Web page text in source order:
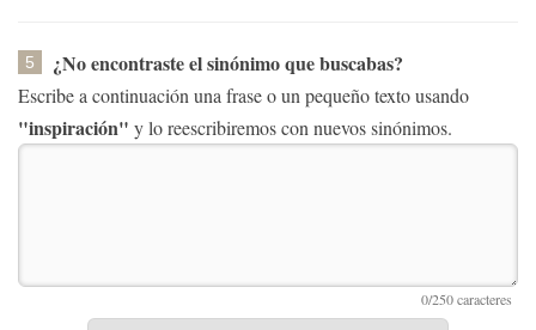
5 ¿No encontraste el sinónimo que buscabas?
Escribe a continuación una frase o un pequeño texto usando
"inspiración" y lo reescribiremos con nuevos sinónimos.